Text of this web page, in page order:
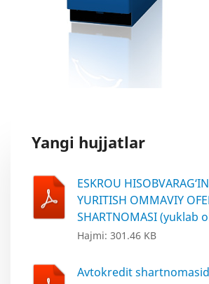
Yangi hujjatlar
ESKROU
YURITISH OMMAVIY
SHARTNOMASI (yuklab
Hajmi: 301.46 KB
Avtokredit